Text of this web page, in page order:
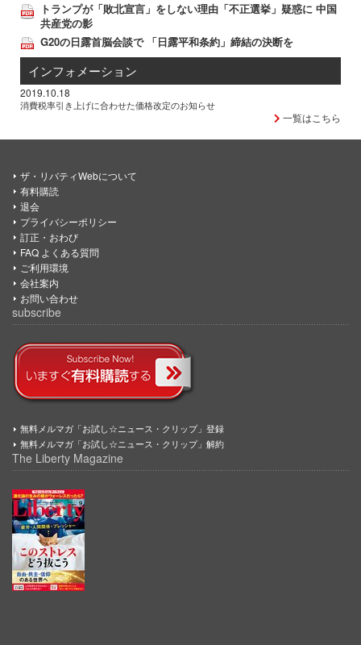
トランプが「敗北宣言」をしない理由「不正選挙」疑惑に 中国
共産党の影
G20の日露首脳会談で 「日露平和条約」締結の決断を
インフォメーション
2019.10.18
消費税率引き上げに合わせた価格改定のお知らせ
一覧はこちら
ザ・リバティWebについて
有料購読
退会
プライバシーポリシー
訂正・おわび
FAQ よくある質問
ご利用環境
会社案内
お問い合わせ
subscribe
無料メルマガ「お試し☆ニュース・クリップ」登録
無料メルマガ「お試し☆ニュース・クリップ」解約
The Liberty Magazine